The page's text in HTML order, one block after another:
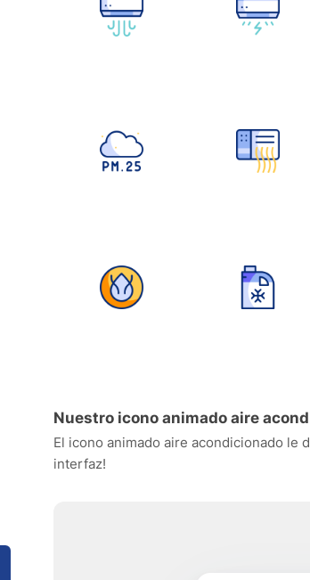
Nuestro icono animado aire
El icono animado aire acondicionado le
interfaz!